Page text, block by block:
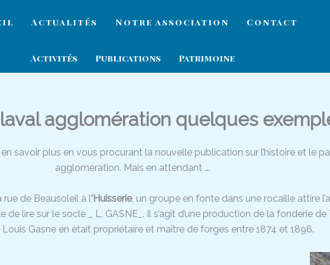
Actualités Notre association Contact
Activités Publications Patrimoine
agglomération quelques
savoir plus en vous procurant la nouvelle publication sur l’histoire et le
agglomération. Mais en attendant ….
rue de Beausoleil à l’Huisserie, un groupe en fonte dans une rocaille attire
de lire sur le socle _ L. GASNE_. Il s’agit d’une production de la fonderie
Louis Gasne en était propriétaire et maître de forges entre 1874 et 1896.